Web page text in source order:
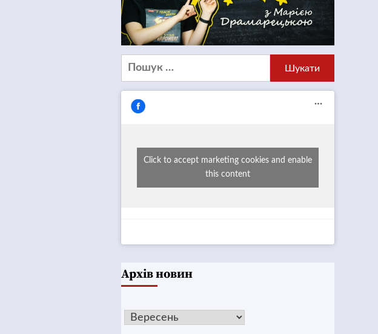
Пошук:
Click to accept marketing cookies and enable
this content
Архів новин